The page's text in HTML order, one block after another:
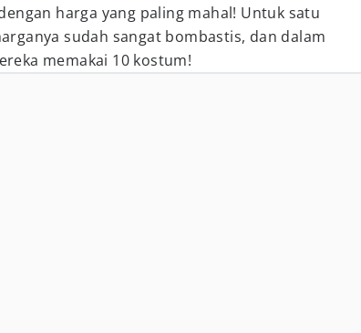
harga yang paling mahal! Untuk satu
sudah sangat bombastis, dan dalam
memakai 10 kostum!